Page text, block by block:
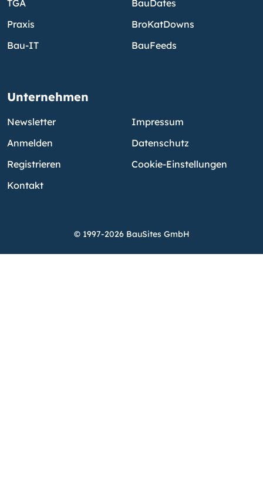
TGA
Praxis
Bau-IT
BauDates
BroKatDowns
BauFeeds
Unternehmen
Newsletter
Anmelden
Registrieren
Kontakt
Impressum
Datenschutz
Cookie-Einstellungen
© 1997-2026 BauSites GmbH